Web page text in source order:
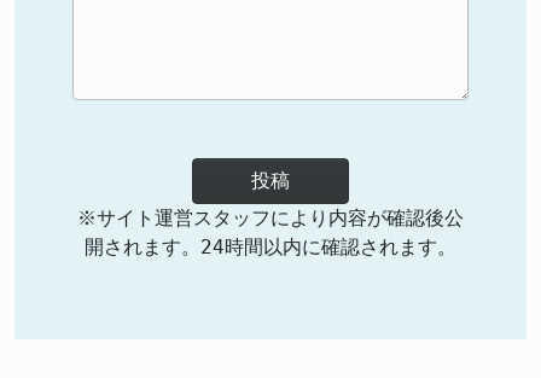
投稿
※サイト運営スタッフにより内容が確認後公
開されます。24時間以内に確認されます。